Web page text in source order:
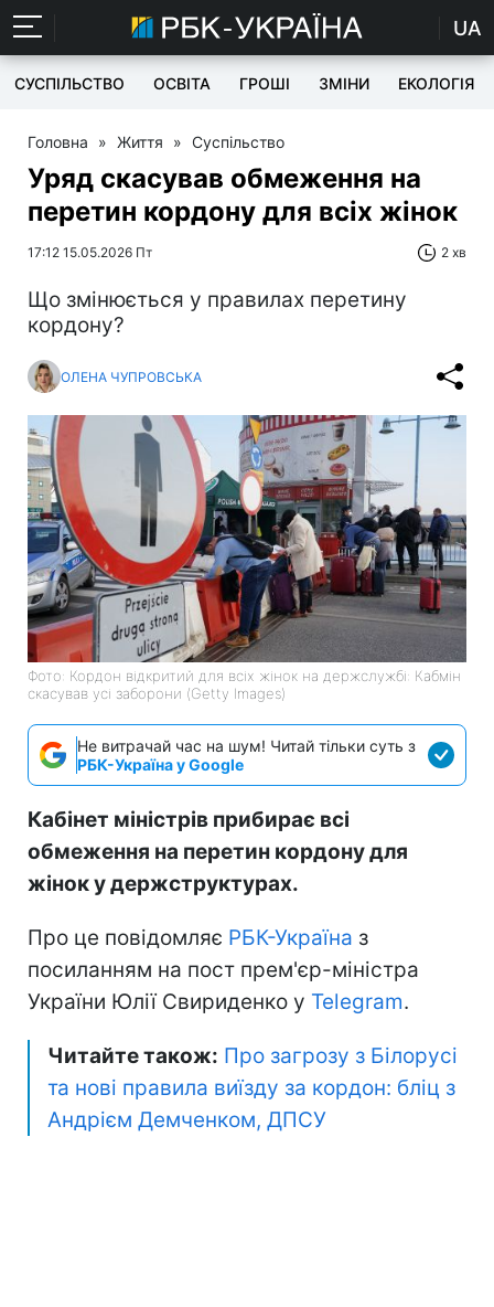
UA
СУСПІЛЬСТВО ОСВІТА ГРОШІ ЗМІНИ ЕКОЛОГІЯ
Головна » Життя » Суспільство
Уряд скасував обмеження на
перетин кордону для всіх жінок
17:12 15.05.2026 Пт 2 хв
Що змінюється у правилах перетину
кордону?
ОЛЕНА ЧУПРОВСЬКА
Фото: Кордон відкритий для всіх жінок на держслужбі: Кабмін
скасував усі заборони (Getty Images)
Не витрачай час на шум! Читай тільки суть з
РБК-Україна у Google
Кабінет міністрів прибирає всі
обмеження на перетин кордону для
жінок у держструктурах.
Про це повідомляє РБК-Україна з
посиланням на пост прем'єр-міністра
України Юлії Свириденко у Telegram.
Читайте також: Про загрозу з Білорусі
та нові правила виїзду за кордон: бліц з
Андрієм Демченком, ДПСУ